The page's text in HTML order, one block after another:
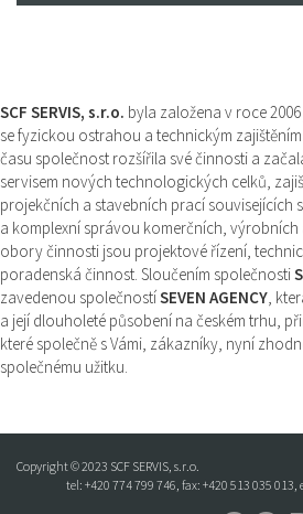
SCF SERVIS, s.r.o. byla založena v roce
se fyzickou ostrahou a technickým
času společnost rozšířila své činnosti a
servisem nových technologických celků,
projekčních a stavebních prací
a komplexní správou komerčních,
obory činnosti jsou projektové řízení,
poradenská činnost. Sloučením společnosti
zavedenou společnostíSEVEN AGENCY,
a její dlouholeté působení na českém trhu,
které společně s Vámi, zákazníky, nyní
společnému užitku.
Copyright © 2023 SCF SERVIS, s.r.o.
tel: +420 774 799 746, fax: +420 513 035